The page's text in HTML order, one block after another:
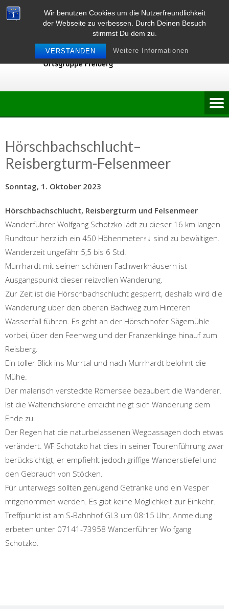
Wir benutzen Cookies um die Nutzerfreundlichkeit
der Webseite zu verbessen. Durch Deinen Besuch
stimmst Du dem zu.
VERSTANDEN Weitere Informationen
Skip
to
Hörschbachschlucht–
Reisbergturm-Felsenmeer
Sonntag, 1. Oktober 2023
Hörschbachschlucht, Reisbergturm und Felsenmeer
Wanderführer Wolfgang Schotzko lädt zu dieser 16 km langen
Rundtour herzlich ein 450 Höhenmeter↑↓ sind zu bewältigen.
Wanderzeit ungefähr 5,5 bis 6 Std.
Murrhardt mit seinen schönen Fachwerkhäusern ist
Ausgangspunkt dieser reizvollen Wanderung.
Zur Zeit ist die Hörschbachschlucht gesperrt, deshalb wird die
Wanderung über den oberen Bachweg zum Hinteren
Wasserfall führen. Es geht an der Hörschhofer Sägemühle
vorbei, über den Feenweg und der Franzenklinge hinauf zum
Reisberg.
Ein toller Blick ins Murrtal und nach Murrhardt belohnt die
Mühe.
Der malerisch versteckte Römersee bezaubert die Wanderer.
Ist die Walterichskirche erreicht neigt sich Wanderung dem
Ende zu.
Der Regen hat die naturbelassenen Wegpassagen doch etwas
verändert. WF Schotzko hat dies in seiner Tourenführung zwar
berücksichtigt, er empfiehlt jedoch griffige Wanderstiefel und
den Gebrauch von Stöcken.
Für unterwegs sollten genügend Getränke und ein Vesper
mitgenommen werden. Es gibt keine Möglichkeit zur Einkehr.
Treffpunkt ist am S-Bahnhof Gl.3 um 08:15 Uhr, Anmeldung
erbeten unter 07141-73958 Wanderführer Wolfgang
Schotzko.